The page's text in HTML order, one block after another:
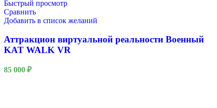
Быстрый просмотр
Сравнить
Добавить в список желаний
Аттракцион виртуальной реальности Военный
KAT WALK VR
85 000 ₽